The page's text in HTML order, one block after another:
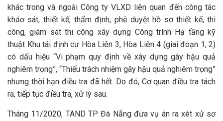
khác trong và ngoài Công ty VLXD liên quan đến công tác
khảo sát, thiết kế, thẩm định, phê duyệt hồ sơ thiết kế, thi
công, giám sát thi công xây dựng Công trình Hạ tầng kỹ
thuật Khu tái định cư Hòa Liên 3, Hòa Liên 4 (giai đoạn 1, 2)
có dấu hiệu “Vi phạm quy định về xây dựng gây hậu quả
nghiêm trọng”, “Thiếu trách nhiệm gây hậu quả nghiêm trọng”
nhưng thời hạn điều tra đã hết. Do đó, Cơ quan điều tra tách
ra, tiếp tục điều tra, xử lý sau.
Tháng 11/2020, TAND TP Đà Nẵng đưa vụ án ra xét xử sơ